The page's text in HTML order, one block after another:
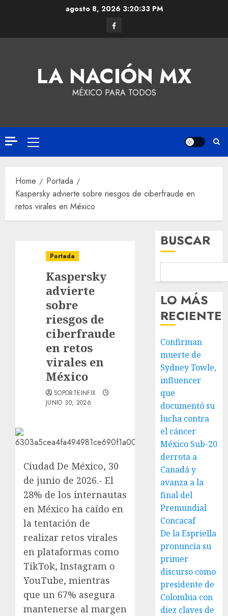
agosto 8, 2026 3:20:34 PM
LA NACIÓN MX
MÉXICO PARA TODOS
Home
Portada
Kaspersky advierte sobre riesgos de ciberfraude en
retos virales en México
Portada
Kaspersky
advierte
sobre
riesgos de
ciberfraude
en retos
virales en
México
SOPORTEINFIX
JUNIO 30, 2026
Ciudad De México, 30
de junio de 2026.- El
28% de los internautas
en México ha caído en
la tentación de
realizar retos virales
en plataformas como
TikTok, Instagram o
YouTube, mientras
que un 67% asegura
mantenerse al margen
BUSCAR
LO MÁS
RECIENTE
Confirman
muerte de
Sydney Towle,
influencer
que
documentó su
lucha contra
el cáncer
México Sub-20
derrota a
Canadá y
avanza a la
final del
Premundial
Concacaf
De la Espriella
pronuncia su
primer
discurso como
presidente de
Colombia con
diez claves de